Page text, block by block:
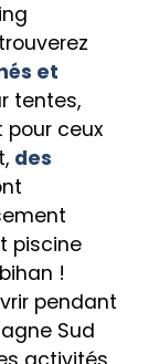
et
tentes,
ceux
des
piscine
!
pendant
Sud